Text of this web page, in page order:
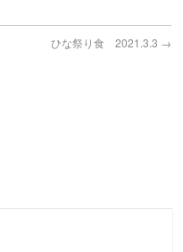
ひな祭り食 2021.3.3 →